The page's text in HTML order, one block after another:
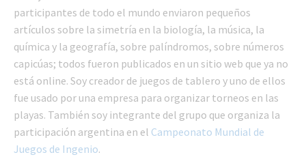
participantes de todo el mundo enviaron pequeños
artículos sobre la simetría en la biología, la música, la
química y la geografía, sobre palíndromos, sobre números
capicúas; todos fueron publicados en un sitio web que ya no
está online. Soy creador de juegos de tablero y uno de ellos
fue usado por una empresa para organizar torneos en las
playas. También soy integrante del grupo que organiza la
participación argentina en el Campeonato Mundial de
Juegos de Ingenio.